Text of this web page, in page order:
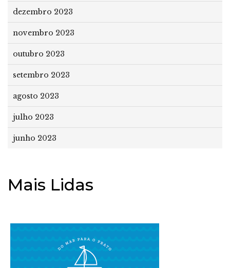
dezembro 2023
novembro 2023
outubro 2023
setembro 2023
agosto 2023
julho 2023
junho 2023
Mais Lidas